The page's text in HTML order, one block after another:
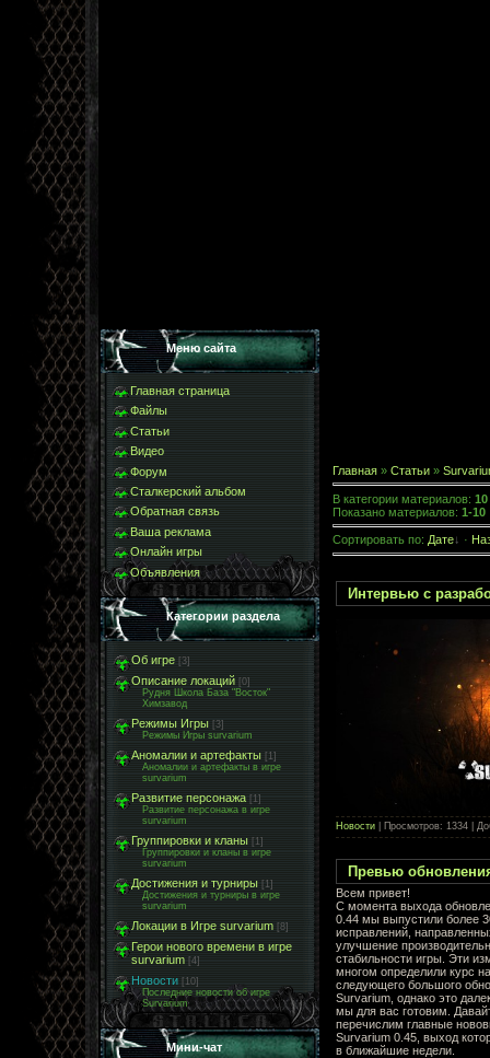
Меню сайта
Главная страница
Файлы
Статьи
Видео
Форум
Сталкерский альбом
Обратная связь
Ваша реклама
Онлайн игры
Объявления
Категории раздела
Об игре [3]
Описание локаций [0]
Рудня Школа База "Восток"
Химзавод
Режимы Игры [3]
Режимы Игры survarium
Аномалии и артефакты
[1]
Аномалии и артефакты в игре
survarium
Развитие персонажа [1]
Развитие персонажа в игре
survarium
Группировки и кланы [1]
Группировки и кланы в игре
survarium
Достижения и турниры [1]
Достижения и турниры в игре
survarium
Локации в Игре survarium [8]
Герои нового времени в игре
survarium [4]
Новости [10]
Последние новости об игре
Survarium
Мини-чат
Главная » Статьи »
В категории материалов: 10
Показано материалов: 1-10
Сортировать по: Дате ·
Интервью с
Новости | Просмотров: 1334 |
Превью
Всем привет!
С момента выхода
0.44 мы выпустили более
исправлений,
улучшение
стабильности игры. Эти
многом определили курс
следующего большого
Survarium, однако это
мы для вас готовим.
перечислим главные
Survarium 0.45, выход
в ближайшие недели.